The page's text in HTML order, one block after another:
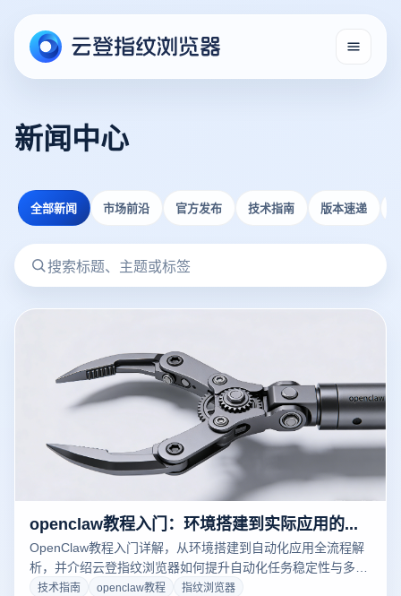
新闻中心
全部新闻 市场前沿 官方发布 技术指南 版本速递
openclaw教程入门：环境搭建到实际应用的详细教程
OpenClaw教程入门详解，从环境搭建到自动化应用全流程解
析，并介绍云登指纹浏览器如何提升自动化任务稳定性与多账
号管理效率。
技术指南 openclaw教程
指纹浏览器